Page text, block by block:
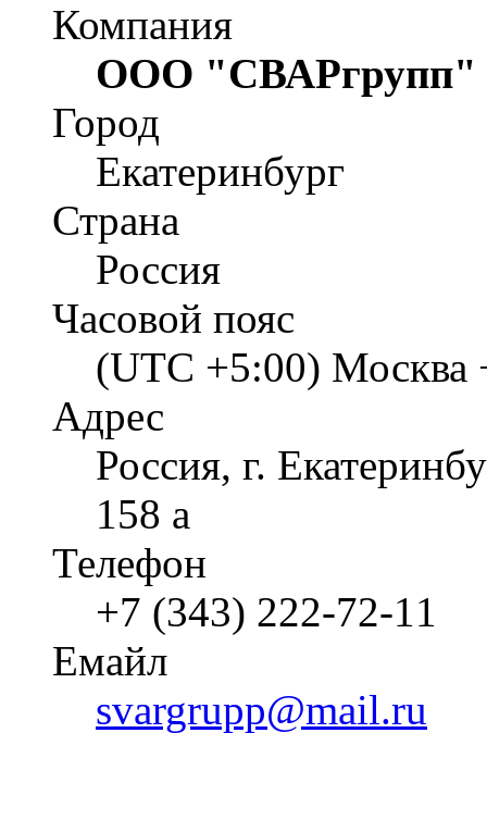
Компания
ООО "СВАРгрупп"
Город
Екатеринбург
Страна
Россия
Часовой пояс
(UTC +5:00) Москва
Адрес
Россия, г.
158 а
Телефон
+7 (343) 222‑72-11
Емайл
svargrupp@mail.ru